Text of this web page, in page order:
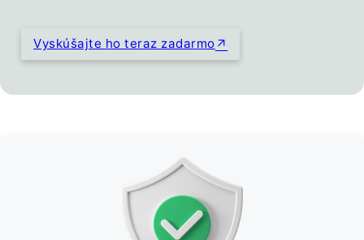
Vyskúšajte ho teraz zadarmo